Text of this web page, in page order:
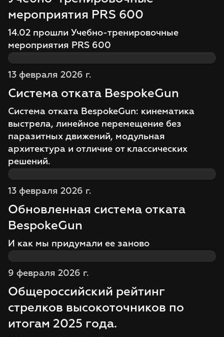
мероприятия PRS 600
14.02 прошли Учебно-тренировочные
мероприятия PRS 600
13 февраля 2026 г.
Система отката BespokeGun
Система отката BespokeGun: кинематика
выстрела, линейное перемещение без
паразитных движений, модульная
архитектура и отличие от классических
решений.
13 февраля 2026 г.
Обновленная система отката
BespokeGun
И как мы придумали ее заново
9 февраля 2026 г.
Общероссийский рейтинг
стрелков высокоточников по
итогам 2025 года.